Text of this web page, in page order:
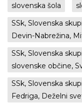
slovenska šola
SSk, Slovenska
Devin-Nabrežina,
SSk, Slovenska
slovenske občine,
SSk, Slovenska
Fedriga, Deželni